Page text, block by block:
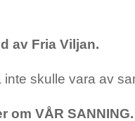
av Fria Viljan.
skulle vara av
om VÅR SANNING.